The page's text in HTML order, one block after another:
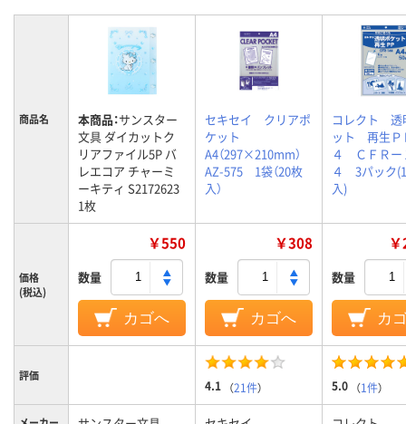
商品名 本商品：サンスター
文具 ダイカットク
リアファイル5P バ
レエコア チャーミ
ーキティ S2172623
1枚
セキセイ クリアポ
ケット
A4（297×210mm）
AZ-575 1袋（20枚
入）
コレクト 透
ット 再生
４ ＣＦＲー
４ 3パック
入)
価格
(税込)
￥550
数量
カゴへ
￥308
数量
カゴへ
数量
カ
評価
4.1 （21件） 5.0 （1件）